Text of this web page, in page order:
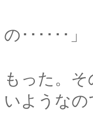
「剣心
の･･････」
燕はそ
もった。
いようなの
引き